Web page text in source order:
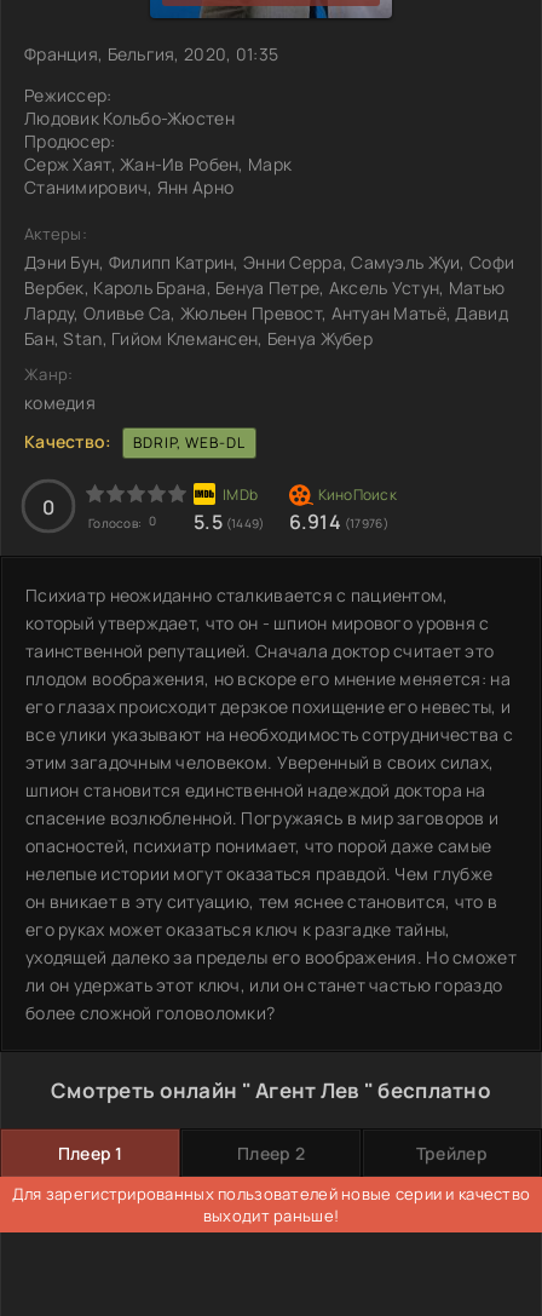
Франция, Бельгия, 2020, 01:35
Режиссер:
Людовик Кольбо-Жюстен
Продюсер:
Серж Хаят, Жан-Ив Робен, Марк
Станимирович, Янн Арно
Актеры:
Дэни Бун, Филипп Катрин, Энни Серра, Самуэль Жуи, Софи
Вербек, Кароль Брана, Бенуа Петре, Аксель Устун, Матью
Ларду, Оливье Са, Жюльен Превост, Антуан Матьё, Давид
Бан, Stan, Гийом Клемансен, Бенуа Жубер
Жанр:
комедия
Качество:
BDRIP, WEB-DL
0
Голосов: 0 5.5 (1449) 6.914 (17976)
Психиатр неожиданно сталкивается с пациентом,
который утверждает, что он - шпион мирового уровня с
таинственной репутацией. Сначала доктор считает это
плодом воображения, но вскоре его мнение меняется: на
его глазах происходит дерзкое похищение его невесты, и
все улики указывают на необходимость сотрудничества с
этим загадочным человеком. Уверенный в своих силах,
шпион становится единственной надеждой доктора на
спасение возлюбленной. Погружаясь в мир заговоров и
опасностей, психиатр понимает, что порой даже самые
нелепые истории могут оказаться правдой. Чем глубже
он вникает в эту ситуацию, тем яснее становится, что в
его руках может оказаться ключ к разгадке тайны,
уходящей далеко за пределы его воображения. Но сможет
ли он удержать этот ключ, или он станет частью гораздо
более сложной головоломки?
Смотреть онлайн " Агент Лев " бесплатно
Плеер 1 Плеер 2 Трейлер
Для зарегистрированных пользователей новые серии и качество
выходит раньше!